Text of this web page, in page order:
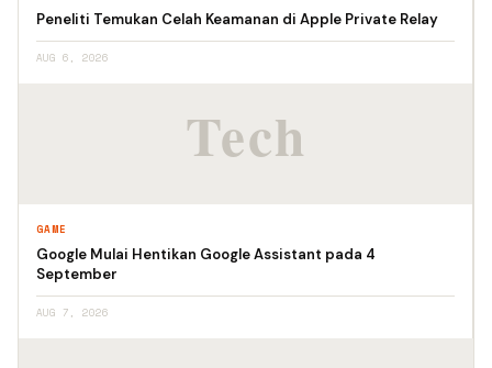
Peneliti Temukan Celah Keamanan di Apple Private Relay
AUG 6, 2026
GAME
Google Mulai Hentikan Google Assistant pada 4
September
AUG 7, 2026